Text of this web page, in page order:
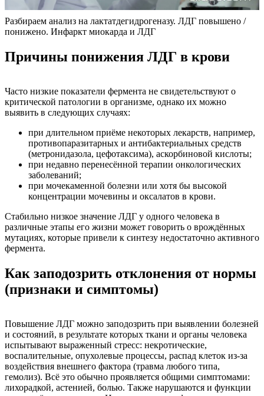
Разбираем анализ на лактатдегидрогеназу. ЛДГ повышено /
понижено. Инфаркт миокарда и ЛДГ
Причины понижения ЛДГ в крови
Часто низкие показатели фермента не свидетельствуют о
критической патологии в организме, однако их можно
выявить в следующих случаях:
при длительном приёме некоторых лекарств, например,
противопаразитарных и антибактериальных средств
(метронидазола, цефотаксима), аскорбиновой кислоты;
при недавно перенесённой терапии онкологических
заболеваний;
при мочекаменной болезни или хотя бы высокой
концентрации мочевины и оксалатов в крови.
Стабильно низкое значение ЛДГ у одного человека в
различные этапы его жизни может говорить о врождённых
мутациях, которые привели к синтезу недостаточно активного
фермента.
Как заподозрить отклонения от нормы
(признаки и симптомы)
Повышение ЛДГ можно заподозрить при выявлении болезней
и состояний, в результате которых ткани и органы человека
испытывают выраженный стресс: некротические,
воспалительные, опухолевые процессы, распад клеток из-за
воздействия внешнего фактора (травма любого типа,
гемолиз). Всё это обычно проявляется общими симптомами:
лихорадкой, астенией, болью. Также нарушаются и функции